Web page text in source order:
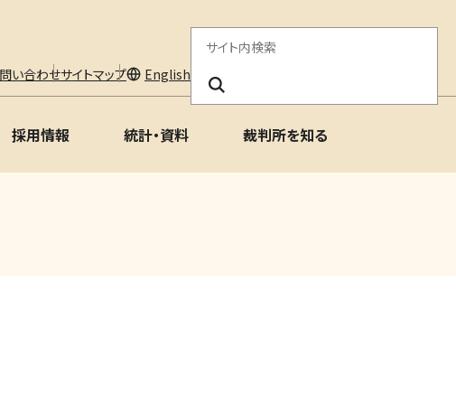
い合わせサイトマップ English
サ
イ
ト
検
採用情報 統計・資料 裁判所を知る